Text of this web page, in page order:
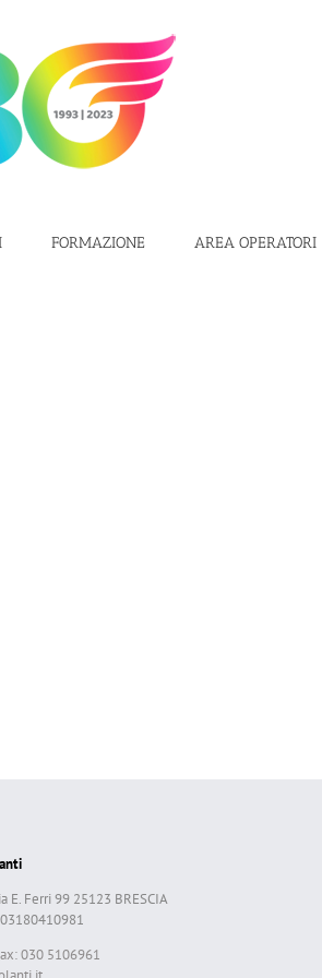
FORMAZIONE AREA OPERATORI
E. Ferri 99 25123 BRESCIA
03180410981
030 5106961